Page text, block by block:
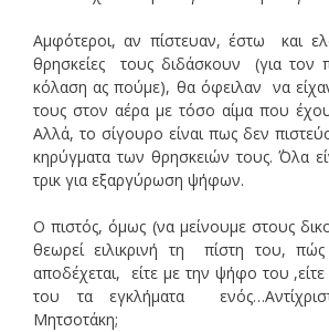
Αμφότεροι, αν πίστευαν, έστω και
θρησκείες τους διδάσκουν (για τον
κόλαση ας πούμε), θα όφειλαν να
τους στον αέρα με τόσο αίμα που
Αλλά, το σίγουρο είναι πως δεν
κηρύγματα των θρησκειών τους. ΄Όλα
τρικ για εξαργύρωση ψήφων.
Ο πιστός, όμως (να μείνουμε στους
θεωρεί ειλικρινή τη πίστη του,
αποδέχεται, είτε με την ψήφο του
του τα εγκλήματα
Μητσοτάκη;